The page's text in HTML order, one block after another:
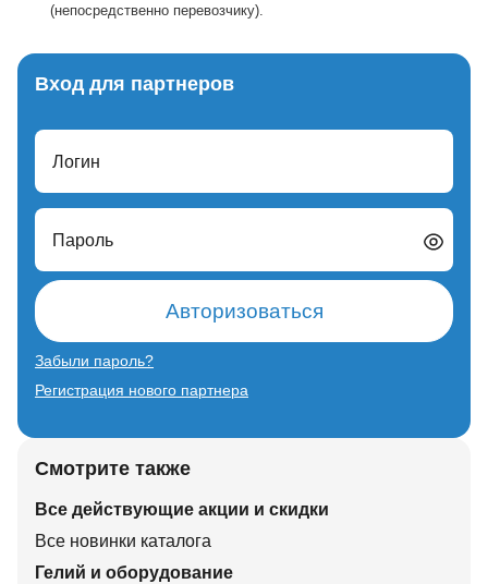
(непосредственно перевозчику).
Вход для партнеров
Логин
Пароль
Авторизоваться
Забыли пароль?
Регистрация нового партнера
Смотрите также
Все действующие акции и скидки
Все новинки каталога
Гелий и оборудование